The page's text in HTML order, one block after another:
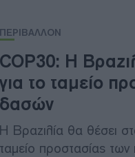
ΠΕΡΙΒΑΛΛΟΝ
COP30: Η
για το ταμείο
δασών
Η Βραζιλία θα θέσει
ταμείο προστασίας